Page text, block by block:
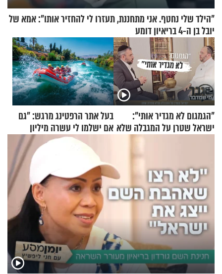
"הילד שלי נחטף. אני מתחננת, תעזרו לי להחזיר אותו": אמא של
יובל בן ה-4 בריאיון דומע
"הגמגום לא מגדיר אותי":
ישראל שטרן על המגבלה שלא
בעל אתר הרפטינג מרגש: "גם
אם ישלמו לי עשרה מיליון
שקלים - לא אפתח בשבת"